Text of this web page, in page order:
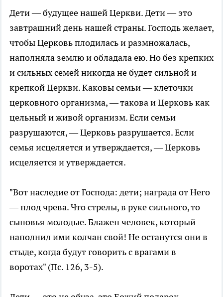
Дети — будущее нашей Церкви. Дети — это
завтрашний день нашей страны. Господь желает,
чтобы Церковь плодилась и размножалась,
наполняла землю и обладала ею. Но без крепких
и сильных семей никогда не будет сильной и
крепкой Церкви. Каковы семьи — клеточки
церковного организма, — такова и Церковь как
цельный и живой организм. Если семьи
разрушаются, — Церковь разрушается. Если
семья исцеляется и утверждается, — Церковь
исцеляется и утверждается.
"Вот наследие от Господа: дети; награда от Него
— плод чрева. Что стрелы, в руке сильного, то
сыновья молодые. Блажен человек, который
наполнил ими колчан свой! Не останутся они в
стыде, когда будут говорить с врагами в
воротах" (Пс. 126, 3-5).